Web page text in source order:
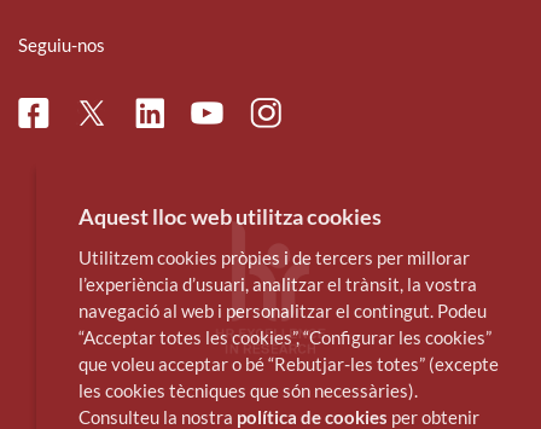
Seguiu-nos
FacebookTwitterLinkedinYoutubeInstagram
Aquest lloc web utilitza cookies
Utilitzem cookies pròpies i de tercers per millorar
l’experiència d’usuari, analitzar el trànsit, la vostra
navegació al web i personalitzar el contingut. Podeu
“Acceptar totes les cookies”, “Configurar les cookies”
que voleu acceptar o bé “Rebutjar-les totes” (excepte
les cookies tècniques que són necessàries).
Consulteu la nostra política de cookies per obtenir